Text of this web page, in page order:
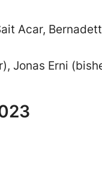
Acar,
Jonas Erni